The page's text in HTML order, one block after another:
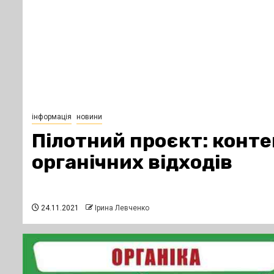
інформація новини
Пілотний проєкт:
органічних відходів
24.11.2021 Ірина Левченко